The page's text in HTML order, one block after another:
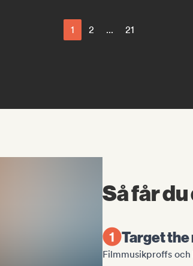
1 2 ... 21
Så får
Target
Filmmusikproffs och